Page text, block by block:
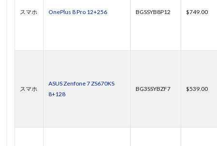
スマホ OnePlus 8 Pro 12+256 BGSSYB8P12 $749.00
スマホ
ASUS Zenfone 7 ZS670KS
8+128
BG3SSYBZF7 $539.00